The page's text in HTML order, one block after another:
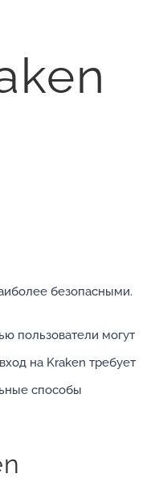
безопасными.
пользователи могут
на Kraken требует
способы